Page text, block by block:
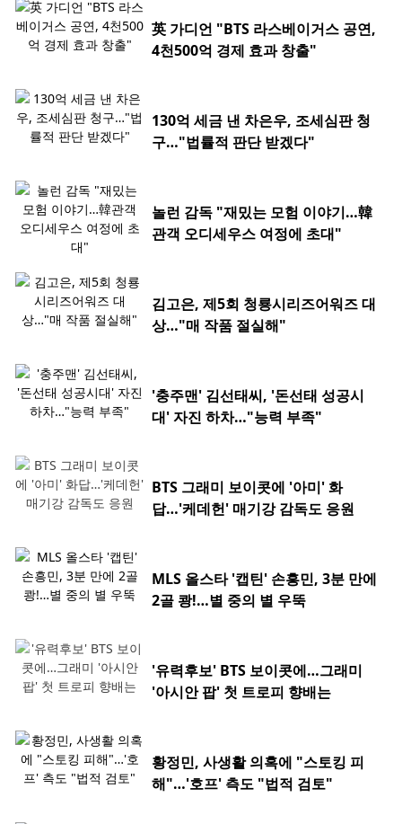
英 가디언 "BTS 라스베이거스 공연,
4천500억 경제 효과 창출"
130억 세금 낸 차은우, 조세심판 청
구…"법률적 판단 받겠다"
놀런 감독 "재밌는 모험 이야기…韓
관객 오디세우스 여정에 초대"
김고은, 제5회 청룡시리즈어워즈 대
상…"매 작품 절실해"
'충주맨' 김선태씨, '돈선태 성공시
대' 자진 하차…"능력 부족"
BTS 그래미 보이콧에 '아미' 화
답…'케데헌' 매기강 감독도 응원
MLS 올스타 '캡틴' 손흥민, 3분 만에
2골 쾅!…별 중의 별 우뚝
'유력후보' BTS 보이콧에…그래미
'아시안 팝' 첫 트로피 향배는
황정민, 사생활 의혹에 "스토킹 피
해"…'호프' 측도 "법적 검토"